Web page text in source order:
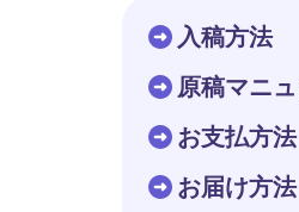
入稿方法
原稿マニ
お支払方法
お届け方法